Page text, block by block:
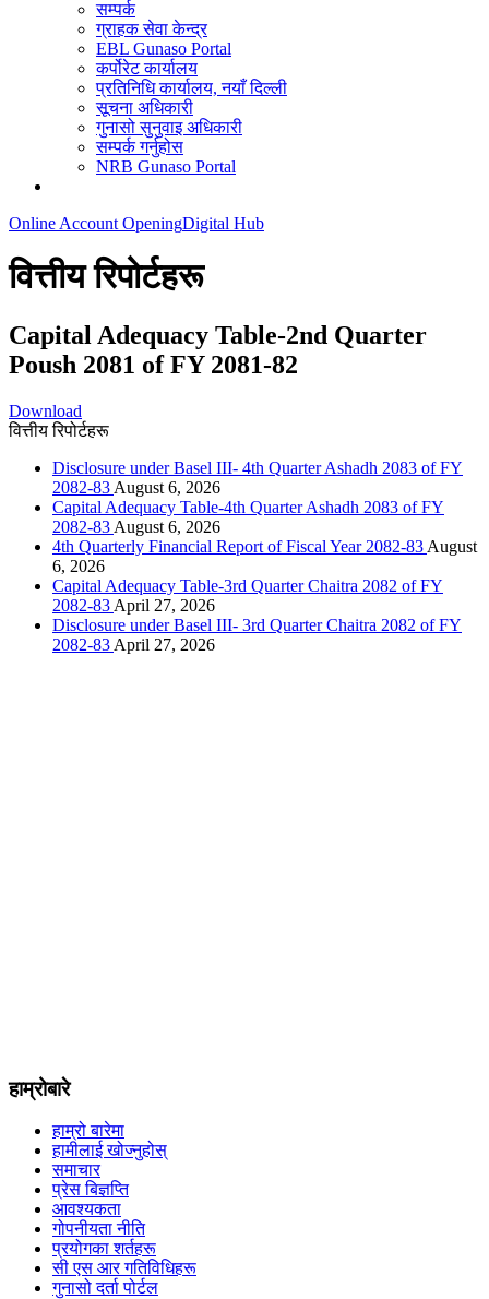
सम्पर्क
ग्राहक सेवा केन्द्र
EBL Gunaso Portal
कर्पोरेट कार्यालय
प्रतिनिधि कार्यालय, नयाँ दिल्ली
सूचना अधिकारी
गुनासो सुनुवाइ अधिकारी
सम्पर्क गर्नुहोस
NRB Gunaso Portal
Online Account OpeningDigital Hub
वित्तीय रिपोर्टहरू
Capital Adequacy Table-2nd Quarter
Poush 2081 of FY 2081-82
Download
वित्तीय रिपोर्टहरू
Disclosure under Basel III- 4th Quarter Ashadh 2083 of FY
2082-83 August 6, 2026
Capital Adequacy Table-4th Quarter Ashadh 2083 of FY
2082-83 August 6, 2026
4th Quarterly Financial Report of Fiscal Year 2082-83 August
6, 2026
Capital Adequacy Table-3rd Quarter Chaitra 2082 of FY
2082-83 April 27, 2026
Disclosure under Basel III- 3rd Quarter Chaitra 2082 of FY
2082-83 April 27, 2026
हाम्रोबारे
हाम्रो बारेमा
हामीलाई खोज्नुहोस्
समाचार
प्रेस बिज्ञप्ति
आवश्यकता
गोपनीयता नीति
प्रयोगका शर्तहरू
सी एस आर गतिविधिहरू
गुनासो दर्ता पोर्टल